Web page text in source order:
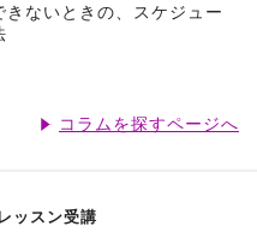
ないときの、スケジュー
コラムを探すページへ
ッスン受講